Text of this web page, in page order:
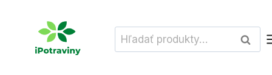
Hľadať: